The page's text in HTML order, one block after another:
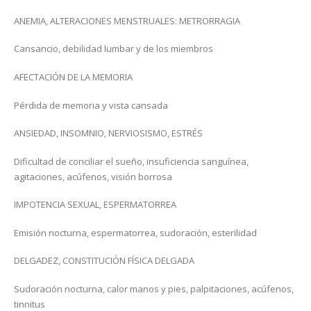
ANEMIA, ALTERACIONES MENSTRUALES: METRORRAGIA
Cansancio, debilidad lumbar y de los miembros
AFECTACIÓN DE LA MEMORIA
Pérdida de memoria y vista cansada
ANSIEDAD, INSOMNIO, NERVIOSISMO, ESTRÉS
Dificultad de conciliar el sueño, insuficiencia sanguínea,
agitaciones, acúfenos, visión borrosa
IMPOTENCIA SEXUAL, ESPERMATORREA
Emisión nocturna, espermatorrea, sudoración, esterilidad
DELGADEZ, CONSTITUCIÓN FÍSICA DELGADA
Sudoración nocturna, calor manos y pies, palpitaciones, acúfenos,
tinnitus